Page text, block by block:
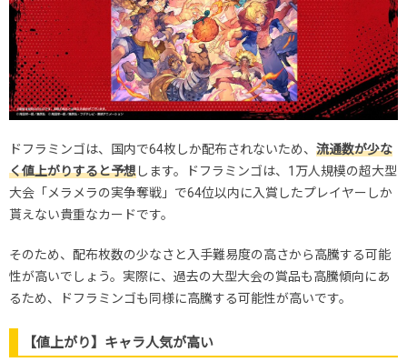
ドフラミンゴは、国内で64枚しか配布されないため、 流通数が少な
く値上がりすると予想します。ドフラミンゴは、1万人規模の超大型
大会「メラメラの実争奪戦」で64位以内に入賞したプレイヤーしか
貰えない貴重なカードです。
そのため、配布枚数の少なさと入手難易度の高さから高騰する可能
性が高いでしょう。実際に、過去の大型大会の賞品も高騰傾向にあ
るため、ドフラミンゴも同様に高騰する可能性が高いです。
【値上がり】キャラ人気が高い